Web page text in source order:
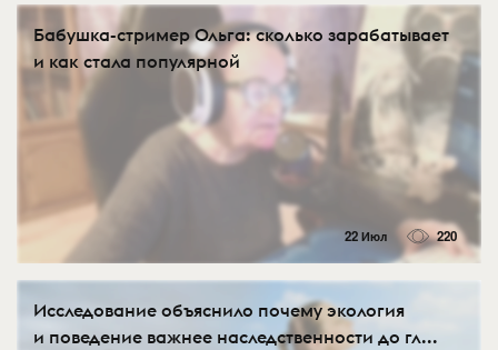
Бабушка-стример Ольга: сколько зарабатывает
и как стала популярной
22 Июл 220
Исследование объяснило почему экология
и поведение важнее наследственности до гл...